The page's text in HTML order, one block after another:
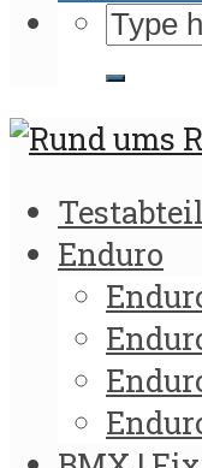
Enduro